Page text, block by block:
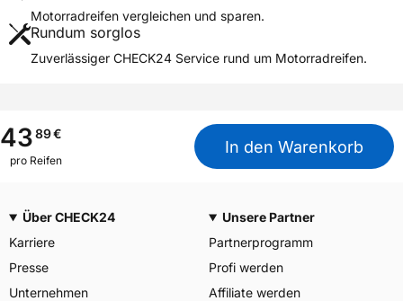
Motorradtyp
Scooter
Weitere Eigenschaften
M+S
Nein
Motorrad Kennzeichnung
M/C
Allgemeine Produktsicherheit (GPSR)
Herstellerkontakt
MANUFACTURE FRANCAISE
DES PNEUMATIQUES
MICHELIN, place des
Carmes-Déchaux 23 63000
Motorradreifen vergleichen und sparen.
Rundum sorglos
Zuverlässiger CHECK24 Service rund um Motorradreifen.
4389€
pro Reifen
In den Warenkorb
Über CHECK24
Karriere
Presse
Unternehmen
Unsere Partner
Partnerprogramm
Profi werden
Affiliate werden